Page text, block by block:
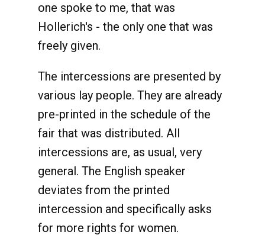
one spoke to me, that was
Hollerich's - the only one that was
freely given.
The intercessions are presented by
various lay people. They are already
pre-printed in the schedule of the
fair that was distributed. All
intercessions are, as usual, very
general. The English speaker
deviates from the printed
intercession and specifically asks
for more rights for women.